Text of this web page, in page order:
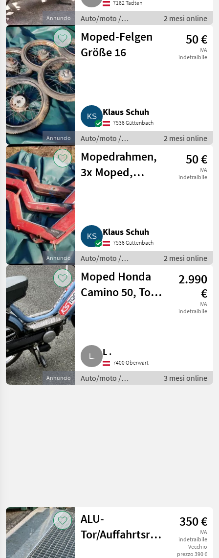
Annuncio
7162 Tadten
Auto/moto /
Motociclette
2 mesi online
Annuncio
Moped-Felgen
Größe 16
50 €
IVA
indetraibile
Klaus Schuh
7536 Güttenbach
Auto/moto /
Motociclette
2 mesi online
Annuncio
Mopedrahmen,
3x Moped,
50 €
IVA
indetraibile
Klaus Schuh
7536 Güttenbach
Auto/moto /
Motociclette
2 mesi online
Annuncio
Moped Honda
Camino 50, Top-
2.990
€
IVA
indetraibile
L .
7400 Oberwart
Auto/moto /
Motociclette
3 mesi online
ALU-
Tor/Auffahrtsrampe,
350 €
IVA
indetraibile
Vecchio
prezzo 390 €